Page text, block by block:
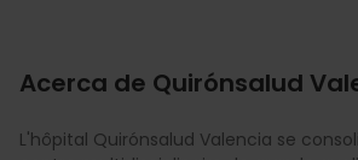
Acerca de Quirónsalud
L'hôpital Quirónsalud Valencia se